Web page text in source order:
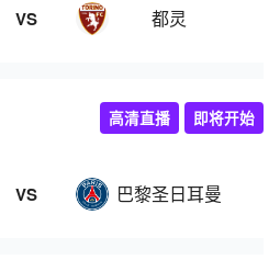
VS 都灵
VS 巴黎圣日耳曼
高清直播 即将开始